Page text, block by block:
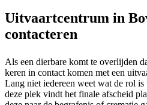
Uitvaartcentrum in
contacteren
Als een dierbare komt te overlijden
keren in contact komen met een
Lang niet iedereen weet wat de rol
deze plek vindt het finale afscheid